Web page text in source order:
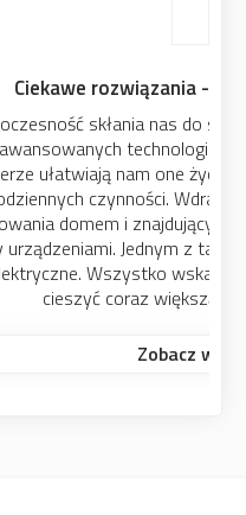
elektryczne
urządzeń. W dużej
i wykonywanie wielu
są całe systemy
się w nim instalacjami
systemów są okna
na to, że będą się
popularnością.